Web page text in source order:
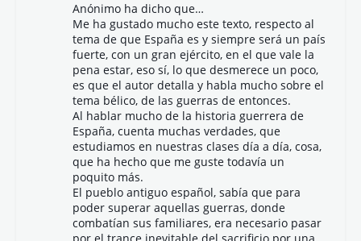
Anónimo ha dicho que…
Me ha gustado mucho este texto, respecto al
tema de que España es y siempre será un país
fuerte, con un gran ejército, en el que vale la
pena estar, eso sí, lo que desmerece un poco,
es que el autor detalla y habla mucho sobre el
tema bélico, de las guerras de entonces.
Al hablar mucho de la historia guerrera de
España, cuenta muchas verdades, que
estudiamos en nuestras clases día a día, cosa,
que ha hecho que me guste todavía un
poquito más.
El pueblo antiguo español, sabía que para
poder superar aquellas guerras, donde
combatían sus familiares, era necesario pasar